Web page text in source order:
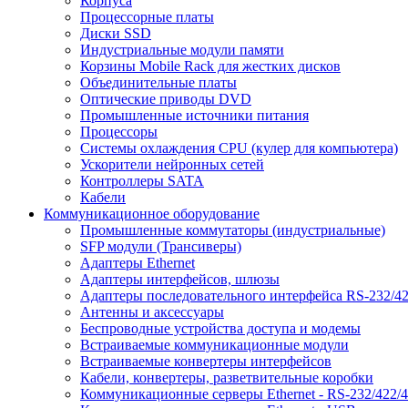
Процессорные платы
Диски SSD
Индустриальные модули памяти
Корзины Mobile Rack для жестких дисков
Объединительные платы
Оптические приводы DVD
Промышленные источники питания
Процессоры
Системы охлаждения CPU (кулер для компьютера)
Ускорители нейронных сетей
Контроллеры SATA
Кабели
Коммуникационное оборудование
Промышленные коммутаторы (индустриальные)
SFP модули (Трансиверы)
Адаптеры Ethernet
Адаптеры интерфейсов, шлюзы
Адаптеры последовательного интерфейса RS-232/
Антенны и аксессуары
Беспроводные устройства доступа и модемы
Встраиваемые коммуникационные модули
Встраиваемые конвертеры интерфейсов
Кабели, конвертеры, разветвительные коробки
Коммуникационные серверы Ethernet - RS-232/422/